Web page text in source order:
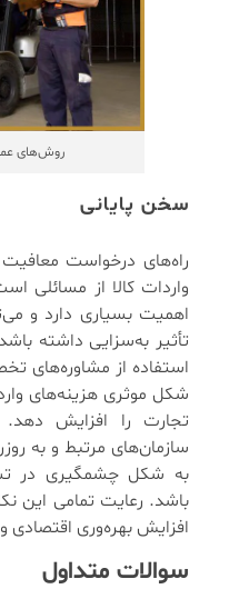
روش‌های
سخن پایانی
راه‌های درخواست
واردات کالا از مسائلی
اهمیت بسیاری دارد و
تأثیر به‌سزایی داشته
استفاده از مشاوره‌های
شکل موثری هزینه‌های
تجارت را افزایش دهد.
سازمان‌های مرتبط و به
به شکل چشمگیری در
باشد. رعایت تمامی این
افزایش بهره‌وری اقتصادی
سوالات متداول